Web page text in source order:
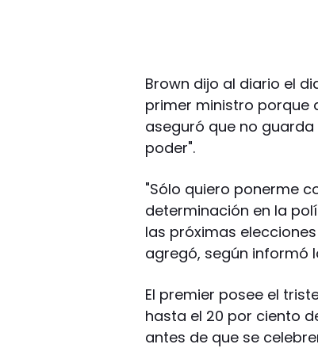
Brown dijo al diario el
primer ministro porque
aseguró que no
poder".
"Sólo quiero ponerme
determinación en la
las próximas
agregó, según informó
El premier posee el
hasta el 20 por ciento
antes de que se